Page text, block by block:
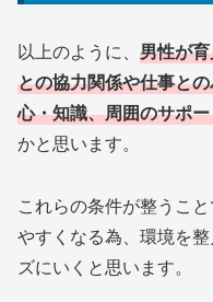
以上のように、 男性が
との協力関係や仕事と
心・知識、周囲のサポ
かと思います。
これらの条件が整うこ
やすくなる為、環境を
ズにいくと思います。